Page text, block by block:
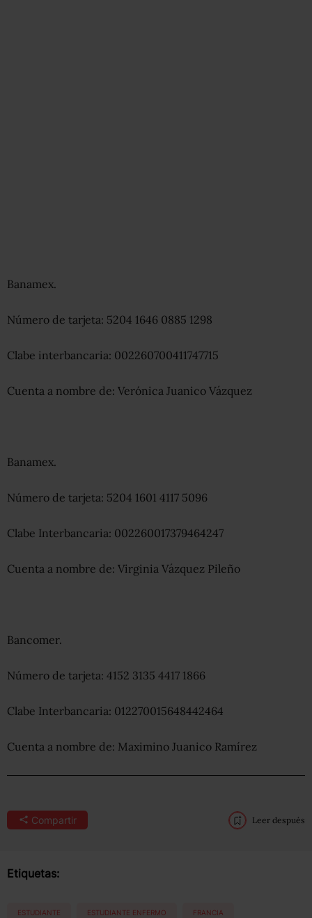
Banamex.
Número de tarjeta: 5204 1646 0885 1298
Clabe interbancaria: 002260700411747715
Cuenta a nombre de: Verónica Juanico Vázquez
Banamex.
Número de tarjeta: 5204 1601 4117 5096
Clabe Interbancaria: 002260017379464247
Cuenta a nombre de: Virginia Vázquez Pileño
Bancomer.
Número de tarjeta: 4152 3135 4417 1866
Clabe Interbancaria: 012270015648442464
Cuenta a nombre de: Maximino Juanico Ramírez
Compartir Leer después
Etiquetas:
ESTUDIANTE ESTUDIANTE ENFERMO FRANCIA